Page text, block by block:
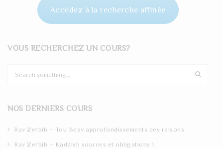
Accédez à la recherche affinée
VOUS RECHERCHEZ UN COURS?
c
NOS DERNIERS COURS
Rav Zerbib – Tou Beav approfondissements des raisons
Rav Zerbib – Kaddish sources et obligations 1